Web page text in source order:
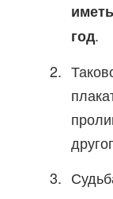
год.